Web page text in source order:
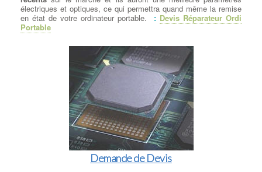
électriques et optiques, ce qui permettra quand même la remise
en état de votre ordinateur portable. : Devis Réparateur Ordi
Portable
Demande de Devis